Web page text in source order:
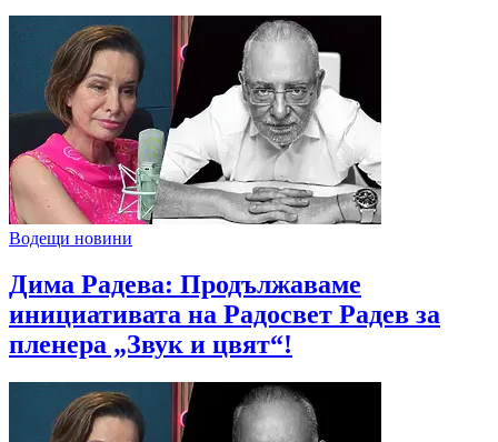
Водещи новини
Дима Радева: Продължаваме
инициативата на Радосвет Радев за
пленера „Звук и цвят“!